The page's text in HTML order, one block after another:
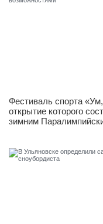
Фестиваль спорта
открытие которого
зимним